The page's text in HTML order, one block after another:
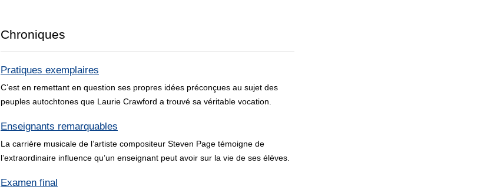
Chroniques
Pratiques exemplaires
C’est en remettant en question ses propres idées préconçues au sujet des
peuples autochtones que Laurie Crawford a trouvé sa véritable vocation.
Enseignants remarquables
La carrière musicale de l’artiste compositeur Steven Page témoigne de
l’extraordinaire influence qu’un enseignant peut avoir sur la vie de ses élèves.
Examen final